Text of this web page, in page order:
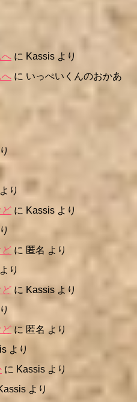
へ に Kassis より
へ に いっぺいくんのおかあ
より
ど に Kassis より
ど に 匿名 より
より
ど に Kassis より
ど に 匿名 より
より
に Kassis より
より